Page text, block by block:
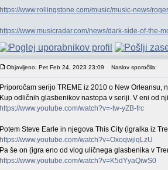
https://www.rollingstone.com/music/music-news/
https://www.musicradar.com/news/dark-side-of-
Objavljeno: Pet Feb 24, 2023 23:09 Naslov sporočila:
Priporočam serijo TREME iz 2010 o New
Kup odličnih glasbenikov nastopa v seriji. V eni od
https://www.youtube.com/watch?v=-tw-yZB-frc
Potem Steve Earle in njegova This City (igralka iz
https://www.youtube.com/watch?v=OxoqwjiqLzU
Pa še on (igra eno od vlog uličnega glasbenika v
https://www.youtube.com/watch?v=K5dYyaQiwS0